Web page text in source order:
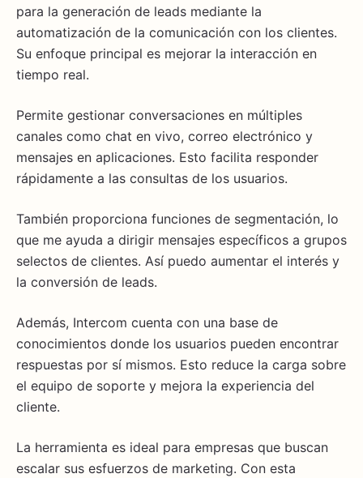
para la generación de leads mediante la
automatización de la comunicación con los clientes.
Su enfoque principal es mejorar la interacción en
tiempo real.
Permite gestionar conversaciones en múltiples
canales como chat en vivo, correo electrónico y
mensajes en aplicaciones. Esto facilita responder
rápidamente a las consultas de los usuarios.
También proporciona funciones de segmentación, lo
que me ayuda a dirigir mensajes específicos a grupos
selectos de clientes. Así puedo aumentar el interés y
la conversión de leads.
Además, Intercom cuenta con una base de
conocimientos donde los usuarios pueden encontrar
respuestas por sí mismos. Esto reduce la carga sobre
el equipo de soporte y mejora la experiencia del
cliente.
La herramienta es ideal para empresas que buscan
escalar sus esfuerzos de marketing. Con esta